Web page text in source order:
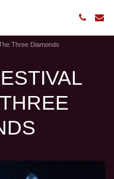
Three Diamonds